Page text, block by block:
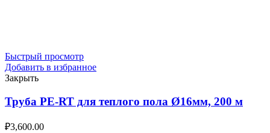
Быстрый просмотр
Добавить в избранное
Закрыть
Труба PE-RT для теплого пола Ø16мм, 200 м
₽3,600.00